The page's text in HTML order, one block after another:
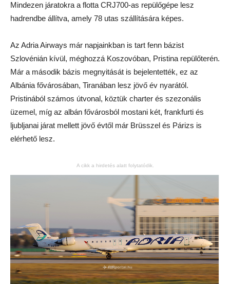
Mindezen járatokra a flotta CRJ700-as repülőgépe lesz
hadrendbe állítva, amely 78 utas szállítására képes.
Az Adria Airways már napjainkban is tart fenn bázist
Szlovénián kívül, méghozzá Koszovóban, Pristina repülőterén.
Már a második bázis megnyitását is bejelentették, ez az
Albánia fővárosában, Tiranában lesz jövő év nyarától.
Pristinából számos útvonal, köztük charter és szezonális
üzemel, míg az albán fővárosból mostani két, frankfurti és
ljubljanai járat mellett jövő évtől már Brüsszel és Párizs is
elérhető lesz.
A cikk a hirdetés alatt folytatódik.